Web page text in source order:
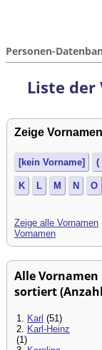
Personen-
Liste der
Zeige
[kein Vorname] (
K L M N O
Zeige alle Vornamen
Vornamen
Alle
sortiert
1. Karl (51)
2. Karl-Heinz
(1)